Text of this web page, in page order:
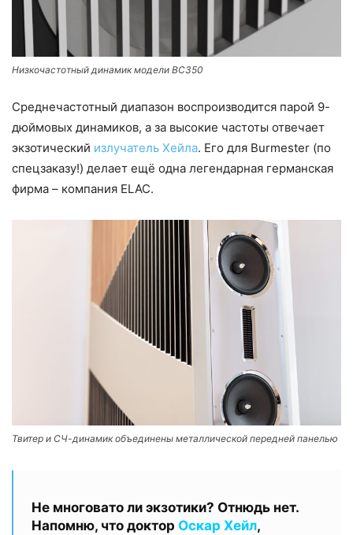
Низкочастотный динамик модели BC350
Среднечастотный диапазон воспроизводится парой 9-
дюймовых динамиков, а за высокие частоты отвечает
экзотический излучатель Хейла. Его для Burmester (по
спецзаказу!) делает ещё одна легендарная германская
фирма – компания ELAC.
Твитер и СЧ-динамик объединены металлической передней панелью
Не многовато ли экзотики? Отнюдь нет.
Напомню, что доктор Оскар Хейл,